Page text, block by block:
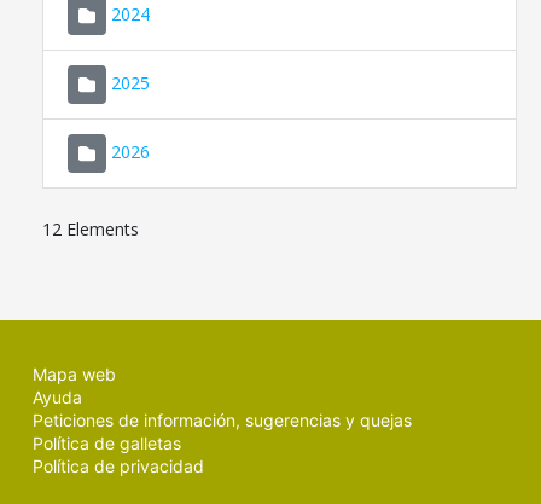
2024
2025
2026
12 Elements
Mapa web
Ayuda
Peticiones de información, sugerencias y quejas
Política de galletas
Política de privacidad